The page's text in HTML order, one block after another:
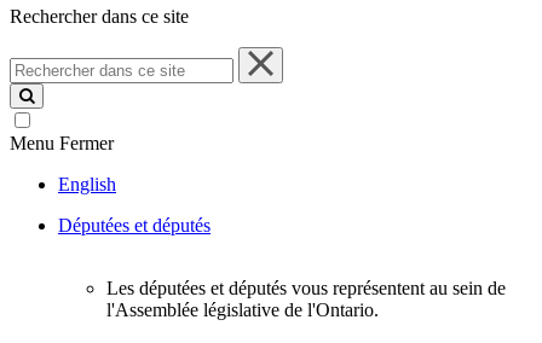
Rechercher dans ce site
Rechercher
dans
ce
site
Menu Fermer
English
Députées et députés
Les députées et députés vous représentent au sein de
l'Assemblée législative de l'Ontario.